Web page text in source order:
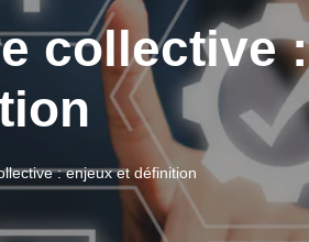
collective :
: enjeux et définition